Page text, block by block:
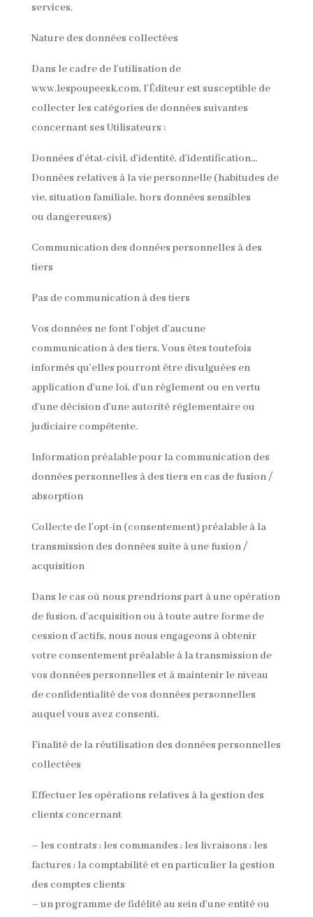
services.
Nature des données collectées
Dans le cadre de l’utilisation de
www.lespoupeesk.com, l’Éditeur est susceptible de
collecter les catégories de données suivantes
concernant ses Utilisateurs :
Données d’état-civil, d’identité, d’identification…
Données relatives à la vie personnelle (habitudes de
vie, situation familiale, hors données sensibles
ou dangereuses)
Communication des données personnelles à des
tiers
Pas de communication à des tiers
Vos données ne font l’objet d’aucune
communication à des tiers. Vous êtes toutefois
informés qu’elles pourront être divulguées en
application d’une loi, d’un règlement ou en vertu
d’une décision d’une autorité réglementaire ou
judiciaire compétente.
Information préalable pour la communication des
données personnelles à des tiers en cas de fusion /
absorption
Collecte de l’opt-in (consentement) préalable à la
transmission des données suite à une fusion /
acquisition
Dans le cas où nous prendrions part à une opération
de fusion, d’acquisition ou à toute autre forme de
cession d’actifs, nous nous engageons à obtenir
votre consentement préalable à la transmission de
vos données personnelles et à maintenir le niveau
de confidentialité de vos données personnelles
auquel vous avez consenti.
Finalité de la réutilisation des données personnelles
collectées
Effectuer les opérations relatives à la gestion des
clients concernant
– les contrats ; les commandes ; les livraisons ; les
factures ; la comptabilité et en particulier la gestion
des comptes clients
– un programme de fidélité au sein d’une entité ou